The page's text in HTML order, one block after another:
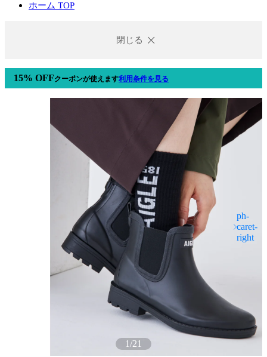
ホーム TOP
閉じる
15% OFFクーポンが使えます利用条件を見る
1/21